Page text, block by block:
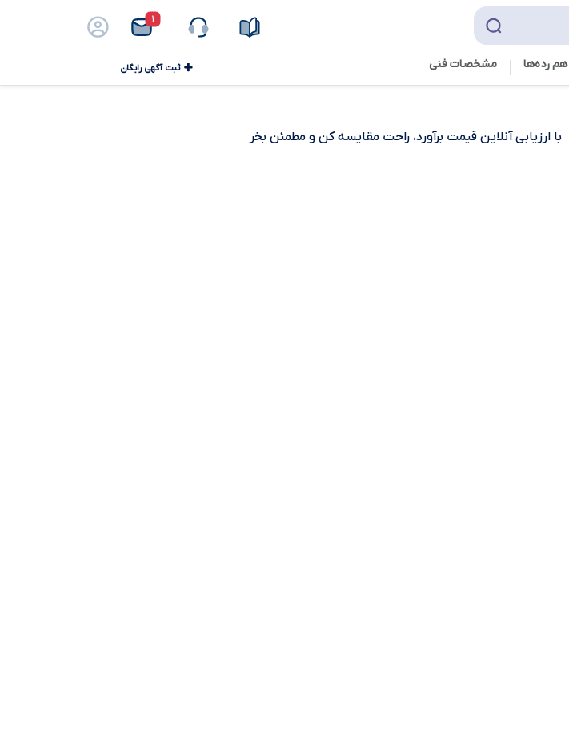
۱
هم رده‌ها‌ مشخصات فنی ثبت آگهی رایگان
با ارزیابی آنلاین قیمت برآورد، راحت مقایسه کن و مطمئن بخر